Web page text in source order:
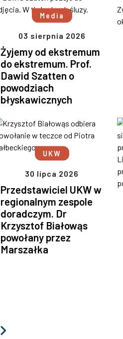
Media
03 sierpnia 2026
Żyjemy od ekstremum
do ekstremum. Prof.
Dawid Szatten o
powodziach
błyskawicznych
UKW
30 lipca 2026
Przedstawiciel UKW w
regionalnym zespole
doradczym. Dr
Krzysztof Białowąs
powołany przez
Marszałka
Następna